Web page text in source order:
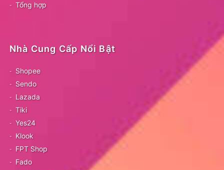
Tổng hợp
Nhà Cung Cấp Nổi Bật
Shopee
Sendo
Lazada
Tiki
Yes24
Klook
FPT Shop
Fado